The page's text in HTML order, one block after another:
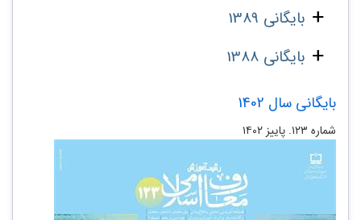
بایگانی 1389
بایگانی 1388
بایگانی سال 1402
شماره ۱۲۳. پاییز ۱۴۰۲